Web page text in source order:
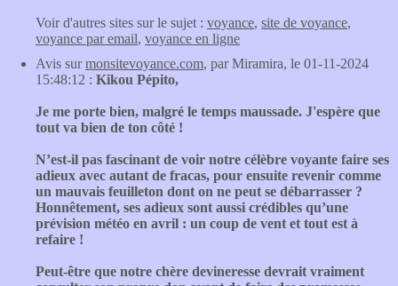
Voir d'autres sites sur le sujet : voyance, site de voyance,
voyance par email, voyance en ligne
Avis surmonsitevoyance.com, par Miramira, le 01-11-2024
15:48:12 : Kikou Pépito,
Je me porte bien, malgré le temps maussade. J'espère que
tout va bien de ton côté !
N’est-il pas fascinant de voir notre célèbre voyante faire ses
adieux avec autant de fracas, pour ensuite revenir comme
un mauvais feuilleton dont on ne peut se débarrasser ?
Honnêtement, ses adieux sont aussi crédibles qu’une
prévision météo en avril : un coup de vent et tout est à
refaire !
Peut-être que notre chère devineresse devrait vraiment